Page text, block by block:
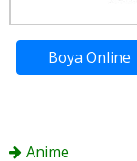
Boya Online
Anime